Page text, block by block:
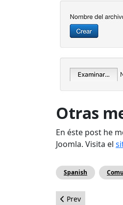
Otras
En éste post he
Joomla. Visita el
Spanish
Previous article:
Prev